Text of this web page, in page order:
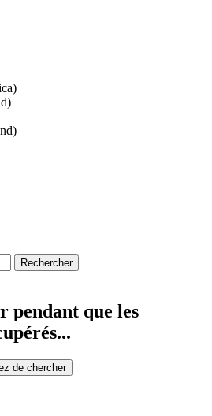
pendant que les
de chercher